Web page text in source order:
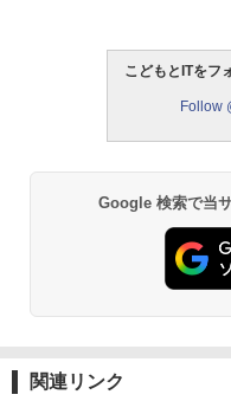
モ
ーム
物理
ダル
こどもとITをフ
Follow
Google 検索で当
関連リンク